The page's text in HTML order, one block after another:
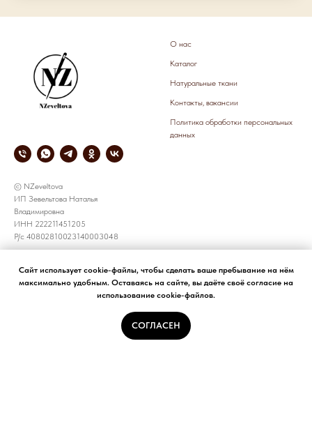
Сайт использует cookie-файлы, чтобы сделать ваше пребывание на нём
максимально удобным. Оставаясь на сайте, вы даёте своё согласие на
использование cookie-файлов.
СОГЛАСЕН
© NZeveltova
ИП Зевельтова Наталья
Владимировна
ИНН 222211451205
Р/с 40802810023140003048
О нас
Каталог
Натуральные ткани
Контакты, вакансии
Политика обработки персональных
данных
СОТРУДНИЧЕСТВО
все предложения принимаем по
КОРПОРАТИВНЫЕ ЗАКАЗЫ
+7 905 926 8783
e-mail: NZeveltova@yandex.ru